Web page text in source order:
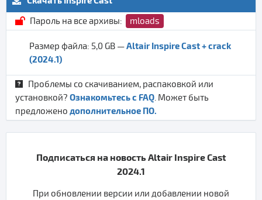
Пароль на все архивы:
mloads
Размер файла: 5,0 GB —Altair Inspire Cast + crack
(2024.1)
Проблемы со скачиванием, распаковкой или
установкой? Ознакомьтесь с FAQ. Может быть
предложено дополнительное ПО.
Подписаться на новость Altair Inspire Cast
2024.1
При обновлении версии или добавлении новой